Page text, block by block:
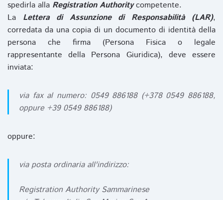
spedirla alla Registration Authoritycompetente.
La Lettera di Assunzione di Responsabilità (LAR),
corredata da una copia di un documento di identità della
persona che firma (Persona Fisica o legale
rappresentante della Persona Giuridica), deve essere
inviata:
via fax al numero: 0549 886188 (+378 0549 886188,
oppure +39 0549 886188)
oppure:
via posta ordinaria all'indirizzo:
Registration Authority Sammarinese